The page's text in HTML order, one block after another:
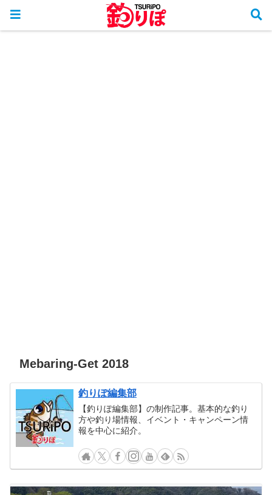
ホーム 釣行リポート
Mebaring-Get 2018
釣りぽ編集部
【釣りぽ編集部】の制作記事。基本的な釣り
方や釣り場情報、イベント・キャンペーン情
報を中心に紹介。